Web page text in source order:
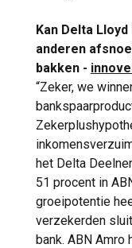
Kan Delta
anderen
bakken -
“Zeker, we
het Delta
51 procent in
groeipotentie
verzekerden
bank. ABN